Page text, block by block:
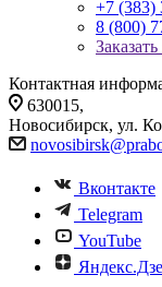
+7 (383)
8 (800)
Контактная
630015,
Новосибирск, ул.
Вконтакте
Telegram
YouTube